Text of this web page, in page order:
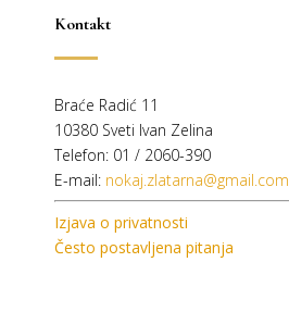
Kontakt
Braće Radić 11
10380 Sveti Ivan Zelina
Telefon: 01 / 2060-390
E-mail: nokaj.zlatarna@gmail.com
Izjava o privatnosti
Često postavljena pitanja